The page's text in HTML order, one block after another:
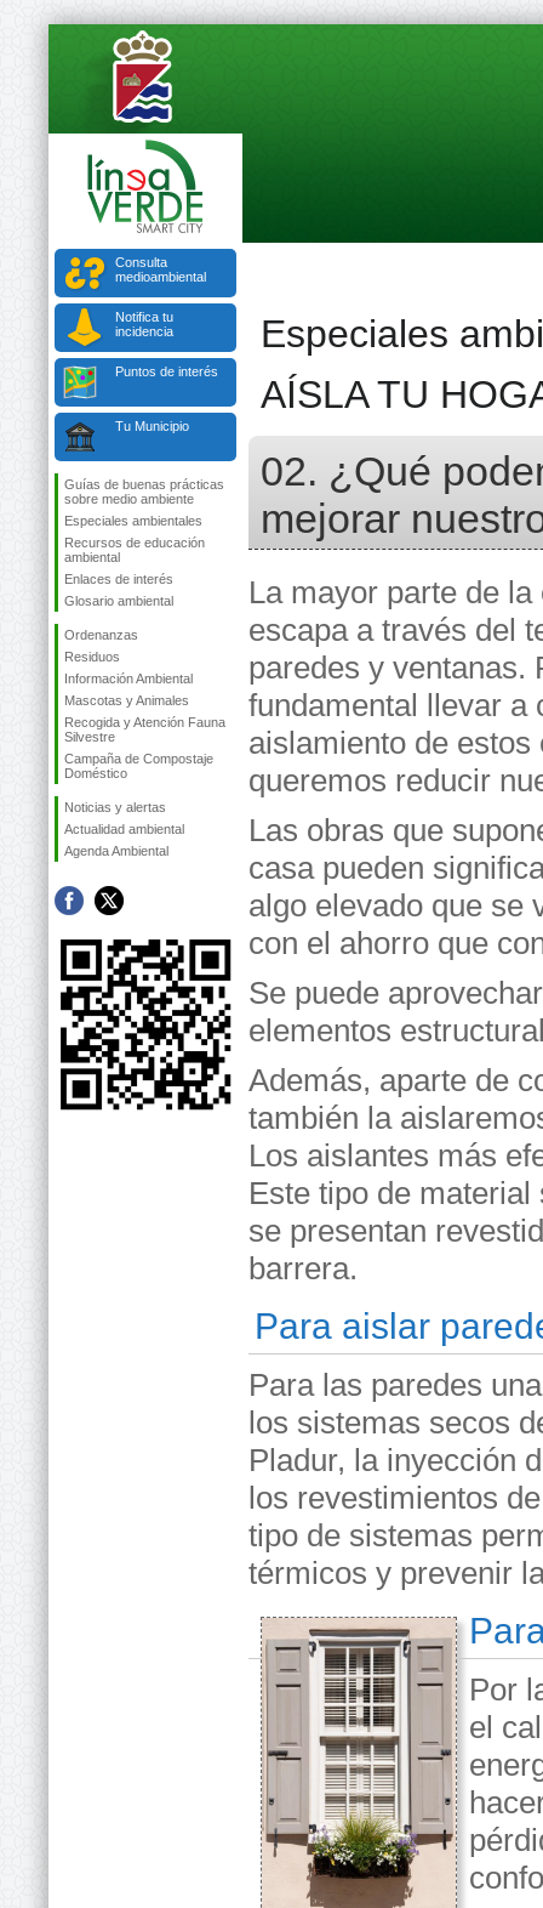
Consulta
medioambiental
Notifica tu
incidencia
Puntos de interés
Tu Municipio
Guías de buenas prácticas
sobre medio ambiente
Especiales ambientales
Recursos de educación
ambiental
Enlaces de interés
Glosario ambiental
Ordenanzas
Residuos
Información Ambiental
Mascotas y Animales
Recogida y Atención Fauna
Silvestre
Campaña de Compostaje
Doméstico
Noticias y alertas
Actualidad ambiental
Agenda Ambiental
Especiales
AÍSLA TU
02. ¿Qué
mejorar
La mayor parte de
escapa a través del
paredes y ventanas.
fundamental llevar a
aislamiento de estos
queremos reducir
Las obras que
casa pueden
algo elevado que se
con el ahorro que
Se puede
elementos
Además, aparte de
también la
Los aislantes más
Este tipo de
se presentan
barrera.
Para aislar
Para las paredes
los sistemas secos
Pladur, la inyección
los revestimientos
tipo de sistemas
térmicos y prevenir
Por
el